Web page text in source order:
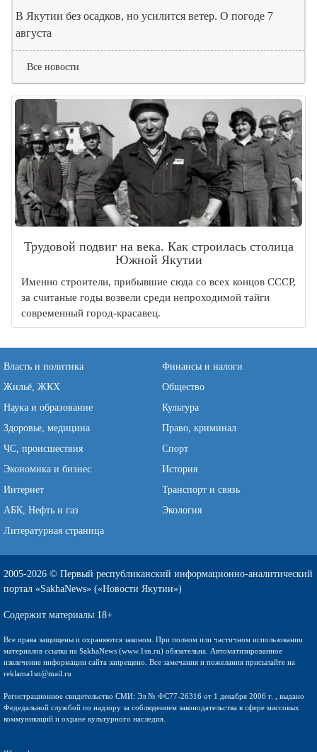
В Якутии без осадков, но усилится ветер. О погоде 7
августа
Все новости
Трудовой подвиг на века. Как строилась столица
Южной Якутии
Именно строители, прибывшие сюда со всех концов СССР,
за считаные годы возвели среди непроходимой тайги
современный город-красавец.
Власть и политика
Финансы и налоги
Жильё, ЖКХ
Общество
Наука и образование
Культура
Здоровье, медицина
Право, криминал
ЧС, происшествия
Спорт
Экономика и бизнес
История
Интернет
Транспорт и связь
АБК, Нефть и газ
Экология
Литературная страница
2005-2026 © Первый республиканский информационно-аналитический
портал «SakhaNews» («Новости Якутии»)
Содержит материалы 18+
Все права защищены и охраняются законом. При полном или частичном использовании
материалов ссылка на SakhaNews (www.1sn.ru) обязательна. Автоматизированное
извлечение информации сайта запрещено. Все замечания и пожелания присылайте на
reklama1sn@mail.ru
Регистрационное свидетельство СМИ: Эл № ФС77-26316 от 1 декабря 2006 г. , выдано
Федедальной службой по надзору за соблюдением законодательства в сфере массовых
коммуникаций и охране культурного наследия.